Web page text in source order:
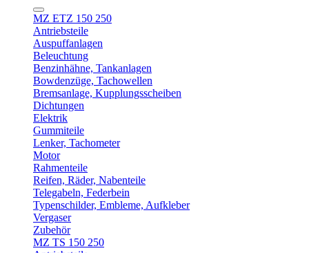
MZ ETZ 150 250
Antriebsteile
Auspuffanlagen
Beleuchtung
Benzinhähne, Tankanlagen
Bowdenzüge, Tachowellen
Bremsanlage, Kupplungsscheiben
Dichtungen
Elektrik
Gummiteile
Lenker, Tachometer
Motor
Rahmenteile
Reifen, Räder, Nabenteile
Telegabeln, Federbein
Typenschilder, Embleme, Aufkleber
Vergaser
Zubehör
MZ TS 150 250